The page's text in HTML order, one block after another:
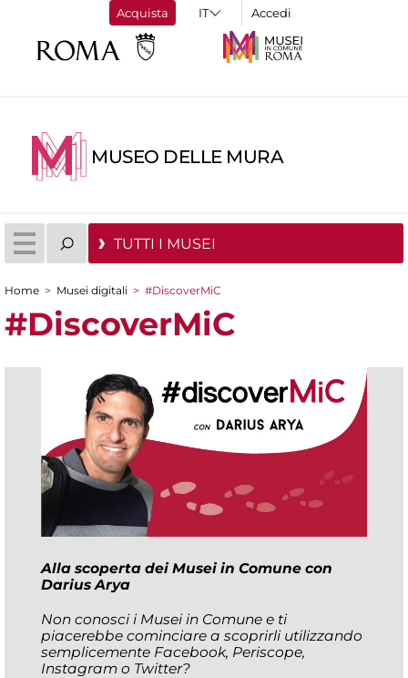
Acquista Accedi
MUSEO DELLE MURA
TUTTI I MUSEI
Tu sei qui
Home > Musei digitali > #DiscoverMiC
#DiscoverMiC
Alla scoperta dei Musei in Comune con
Darius Arya
Non conosci i Musei in Comune e ti
piacerebbe cominciare a scoprirli utilizzando
semplicemente Facebook, Periscope,
Instagram o Twitter?